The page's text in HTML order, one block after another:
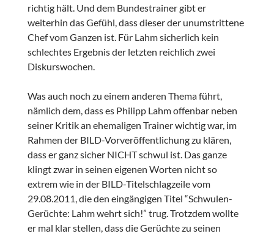
richtig hält. Und dem Bundestrainer gibt er
weiterhin das Gefühl, dass dieser der unumstrittene
Chef vom Ganzen ist. Für Lahm sicherlich kein
schlechtes Ergebnis der letzten reichlich zwei
Diskurswochen.
Was auch noch zu einem anderen Thema führt,
nämlich dem, dass es Philipp Lahm offenbar neben
seiner Kritik an ehemaligen Trainer wichtig war, im
Rahmen der BILD-Vorveröffentlichung zu klären,
dass er ganz sicher NICHT schwul ist. Das ganze
klingt zwar in seinen eigenen Worten nicht so
extrem wie in der BILD-Titelschlagzeile vom
29.08.2011, die den eingängigen Titel “Schwulen-
Gerüchte: Lahm wehrt sich!” trug. Trotzdem wollte
er mal klar stellen, dass die Gerüchte zu seinen